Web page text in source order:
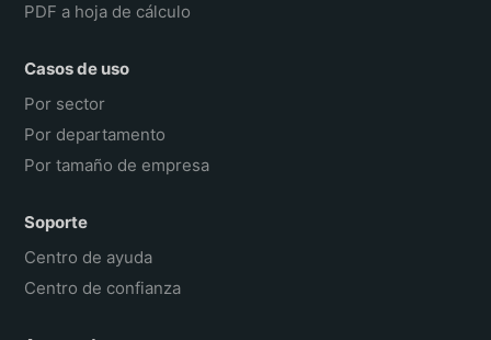
PDF a hoja de cálculo
Casos de uso
Por sector
Por departamento
Por tamaño de empresa
Soporte
Centro de ayuda
Centro de confianza